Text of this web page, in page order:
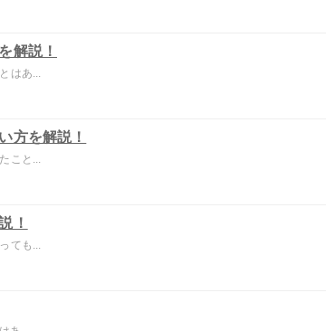
解説！
はあ...
方を解説！
こと...
！
ても...